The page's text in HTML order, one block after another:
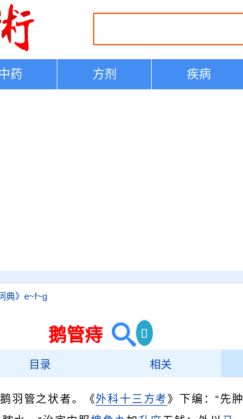
中药 方剂 疾病
典》e~f~g
鹅管痔
目录 相关
羽管之状者。《外科十三方考 》下编：“先肿